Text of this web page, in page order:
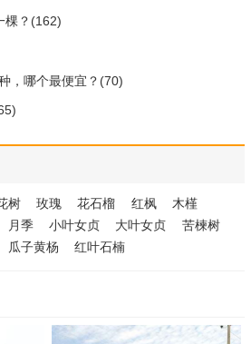
棵？(162)
，哪个最便宜？(70)
树 玫瑰 花石榴 红枫
木槿
月季 小叶女贞 大叶女贞
苦楝树
瓜子黄杨 红叶石楠